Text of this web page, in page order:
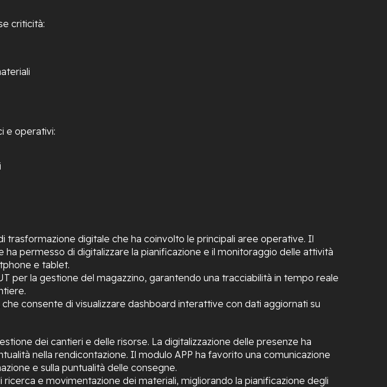
criticità:
e operativi:
trasformazione digitale che ha coinvolto le principali aree operative. Il
permesso di digitalizzare la pianificazione e il monitoraggio delle attività
e tablet.
per la gestione del magazzino, garantendo una tracciabilità in tempo reale
consente di visualizzare dashboard interattive con dati aggiornati su
dei cantieri e delle risorse. La digitalizzazione delle presenze ha
nella rendicontazione. Il modulo APP ha favorito una comunicazione
e sulla puntualità delle consegne.
e movimentazione dei materiali, migliorando la pianificazione degli